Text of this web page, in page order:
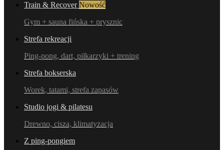
Train & Recover Nowość
Gym + sauna fińska + prysznic
Strefa rekreacji
Ping-pong, dart, piłkarzyki + trening
Strefa bokserska
Worek, tatami, strefa zapasów
Studio jogi & pilatesu
Drewno, cisza, klimatyzacja
Z ping-pongiem